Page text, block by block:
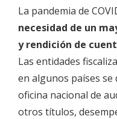
La pandemia de
necesidad de un
y rendición de
Las entidades
en algunos países
oficina nacional de
otros títulos,